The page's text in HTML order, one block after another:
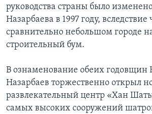
руководства страны было
Назарбаева в 1997 году, вследствие
сравнительно небольшом городе
строительный бум.
В ознаменование обеих годовщин
Назарбаев торжественно открыл
развлекательный центр «Хан
самых высоких сооружений